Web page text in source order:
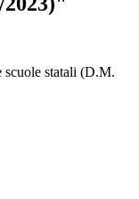
statali (D.M.